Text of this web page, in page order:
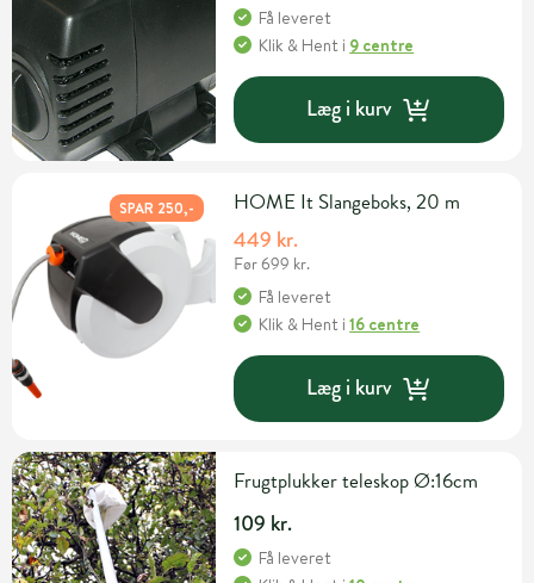
Få leveret
Klik & Hent i 9 centre
Læg i kurv
SPAR 250,- HOME It Slangeboks, 20 m
449 kr.
Før 699 kr.
Få leveret
Klik & Hent i16 centre
Læg i kurv
Frugtplukker teleskop Ø:16cm
109 kr.
Få leveret